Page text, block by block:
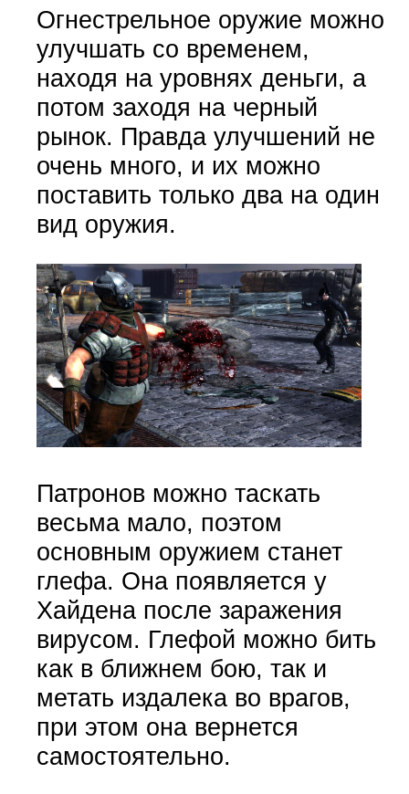
Огнестрельное оружие можно
улучшать со временем,
находя на уровнях деньги, а
потом заходя на черный
рынок. Правда улучшений не
очень много, и их можно
поставить только два на один
вид оружия.
Патронов можно таскать
весьма мало, поэтом
основным оружием станет
глефа. Она появляется у
Хайдена после заражения
вирусом. Глефой можно бить
как в ближнем бою, так и
метать издалека во врагов,
при этом она вернется
самостоятельно.